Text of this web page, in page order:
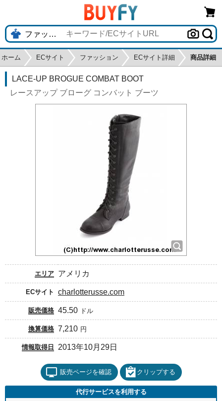
ホーム ECサイト ファッション ECサイト詳細 商品詳細
LACE-UP BROGUE COMBAT BOOT
レースアップ ブローグ コンバット ブーツ
エリア アメリカ
ECサイト charlotterusse.com
販売価格 45.50 ドル
換算価格 7,210 円
情報取得日 2013年10月29日
販売ページを確認 クリップする
代行サービスを利用する